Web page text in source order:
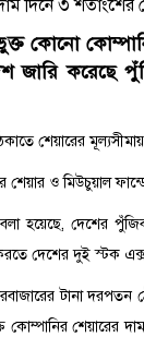
কোনো
করেছে
শেয়ারের
শেয়ার ও মিউচুয়াল
দেশের
দেশের দুই স্টক
টানা দরপতন
কোম্পানির শেয়ারের